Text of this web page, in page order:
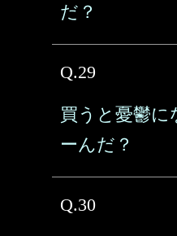
だ？
Q.29
買うと憂鬱に
ーんだ？
Q.30